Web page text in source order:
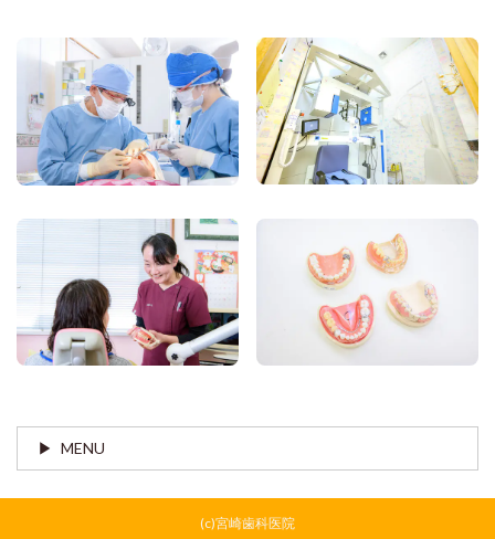
MENU
(c)宮崎歯科医院